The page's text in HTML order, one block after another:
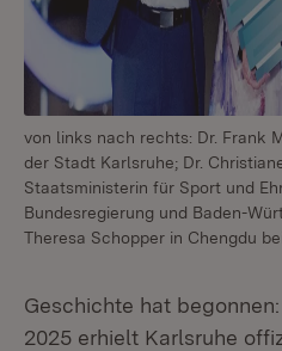
von links nach rechts: Dr. Frank
der Stadt Karlsruhe; Dr.
Staatsministerin für Sport und
Bundesregierung und Baden-
Theresa Schopper in Chengdu
Geschichte hat
2025 erhielt Karlsruhe